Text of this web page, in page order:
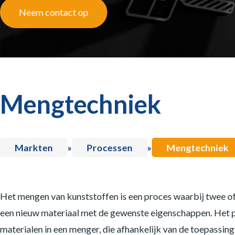
Neem contact op
Mengtechniek
Markten » Processen » Mengtechniek
Het mengen van kunststoffen is een proces waarbij twee
een nieuw materiaal met de gewenste eigenschappen.
materialen in een menger, die afhankelijk van de